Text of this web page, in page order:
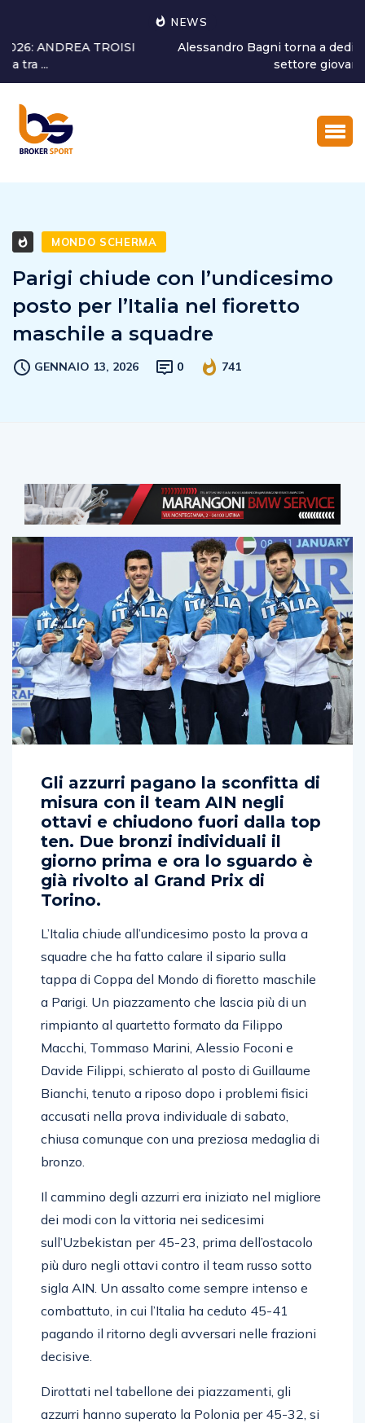
NEWS
Alessandro Bagni torna a dedicarsi alla crescita del
MONDO SCHERMA
Parigi chiude con l’undicesimo
posto per l’Italia nel fioretto
maschile a squadre
GENNAIO 13, 2026 0 741
Gli azzurri pagano la sconfitta di
misura con il team AIN negli
ottavi e chiudono fuori dalla top
ten. Due bronzi individuali il
giorno prima e ora lo sguardo è
già rivolto al Grand Prix di
Torino.
L’Italia chiude all’undicesimo posto la prova a
squadre che ha fatto calare il sipario sulla
tappa di Coppa del Mondo di fioretto maschile
a Parigi. Un piazzamento che lascia più di un
rimpianto al quartetto formato da Filippo
Macchi, Tommaso Marini, Alessio Foconi e
Davide Filippi, schierato al posto di Guillaume
Bianchi, tenuto a riposo dopo i problemi fisici
accusati nella prova individuale di sabato,
chiusa comunque con una preziosa medaglia di
bronzo.
Il cammino degli azzurri era iniziato nel migliore
dei modi con la vittoria nei sedicesimi
sull’Uzbekistan per 45-23, prima dell’ostacolo
più duro negli ottavi contro il team russo sotto
sigla AIN. Un assalto come sempre intenso e
combattuto, in cui l’Italia ha ceduto 45-41
pagando il ritorno degli avversari nelle frazioni
decisive.
Dirottati nel tabellone dei piazzamenti, gli
azzurri hanno superato la Polonia per 45-32, si